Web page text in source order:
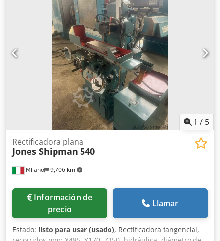
1 / 5
Milano 9,706 km
Rectificadora plana
Jones Shipman 540
Información de
precio
Llamar
Estado: listo para usar (usado), Rectificadora tangencial,